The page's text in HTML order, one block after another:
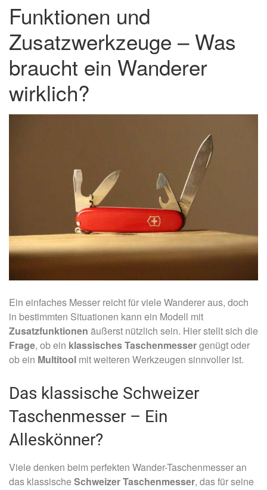
Funktionen und
Zusatzwerkzeuge – Was
braucht ein Wanderer
wirklich?
Ein einfaches Messer reicht für viele Wanderer aus, doch
in bestimmten Situationen kann ein Modell mit
Zusatzfunktionen äußerst nützlich sein. Hier stellt sich die
Frage, ob ein klassisches Taschenmessergenügt oder
ob ein Multitool mit weiteren Werkzeugen sinnvoller ist.
Das klassische Schweizer
Taschenmesser – Ein
Alleskönner?
Viele denken beim perfekten Wander-Taschenmesser an
das klassische Schweizer Taschenmesser, das für seine